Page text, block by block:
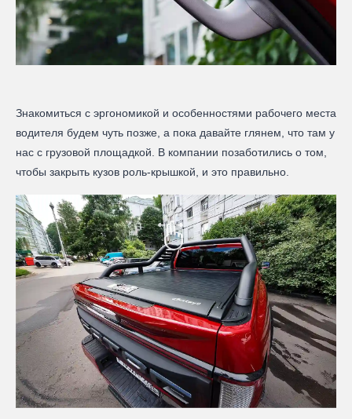
Знакомиться с эргономикой и особенностями рабочего места
водителя будем чуть позже, а пока давайте глянем, что там у
нас с грузовой площадкой. В компании позаботились о том,
чтобы закрыть кузов роль-крышкой, и это правильно.